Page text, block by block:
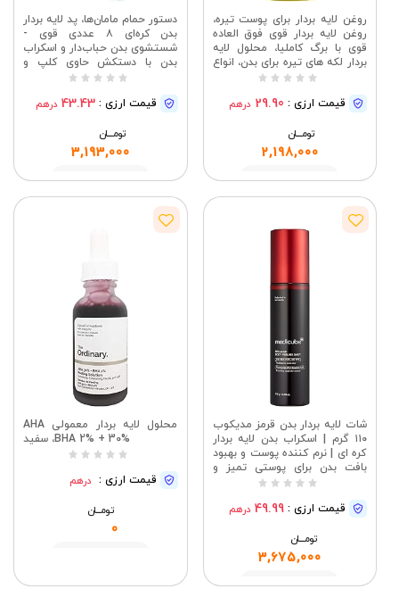
روغن لایه بردار برای پوست تیره،
روغن لایه بردار قوی فوق العاده
قوی با برگ کاملیا، محلول لایه
بردار لکه های تیره برای بدن، انواع
قیمت ارزی : 29.90 درهم
تومــــــان
2,198,000
مشاهده
دستور حمام مامان‌ها، پد لایه بردار
بدن کره‌ای ۸ عددی قوی -
شستشوی بدن حباب‌دار و اسکراب
بدن با دستکش حاوی کلپ و
پروبیوتیک - دستکش‌های لایه
پوست، خارش و پوسته پوسته
قیمت ارزی : 43.43 درهم
تومــــــان
3,193,000
مشاهده
شات لایه بردار بدن قرمز مدیکوب
۱۱۰ گرم | اسکراب بدن لایه بردار
کره ای | نرم کننده پوست و بهبود
بافت بدن برای پوستی تمیز و
قیمت ارزی : 49.99 درهم
تومــــــان
3,675,000
مشاهده
محلول لایه بردار معمولی AHA
30% + BHA 2%، سفید
قیمت ارزی : درهم
تومــــــان
0